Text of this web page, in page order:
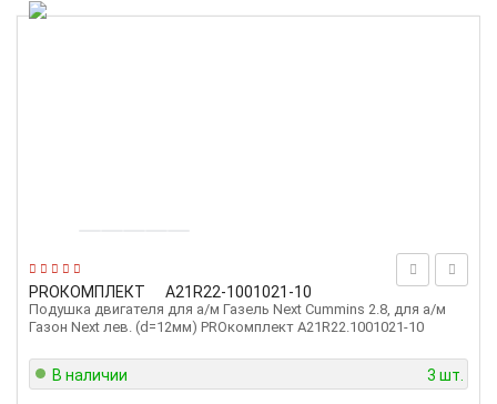
PROКОМПЛЕКТ А21R22-1001021-10
Подушка двигателя для а/м Газель Next Cummins 2.8, для а/м
Газон Next лев. (d=12мм) PROкомплект А21R22.1001021-10
В наличии 3 шт.